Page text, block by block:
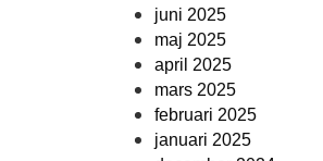
juni 2025
maj 2025
april 2025
mars 2025
februari 2025
januari 2025